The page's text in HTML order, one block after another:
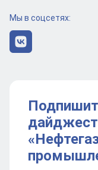
Мы в соцсетях:
дайджест